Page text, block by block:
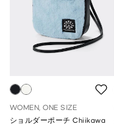
WOMEN, ONE SIZE
ショルダーポーチ Chiikawa